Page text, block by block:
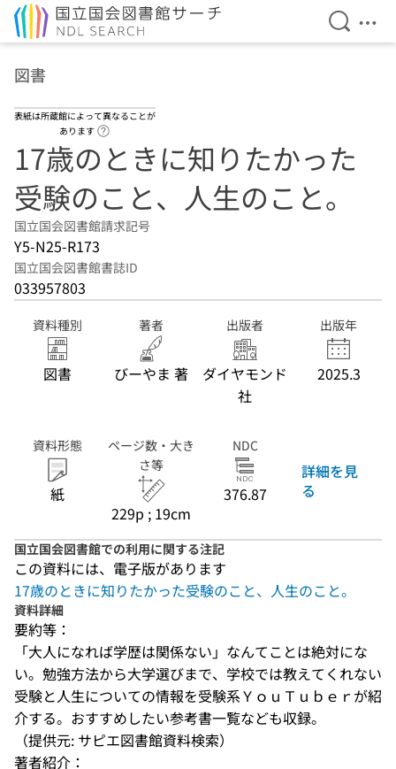
検索を
メ
図書
表紙は所蔵館によって異なることが
あります
17歳のときに知りたかった
受験のこと、人生のこと。
国立国会図書館請求記号
Y5-N25-R173
国立国会図書館書誌ID
033957803
資料種別
図書
著者
びーやま 著
出版者
ダイヤモンド
社
出版年
2025.3
資料形態
紙
ページ数・大き
さ等
229p ; 19cm
NDC
376.87
詳細を見
る
国立国会図書館での利用に関する注記
この資料には、電子版があります
17歳のときに知りたかった受験のこと、人生のこと。
資料詳細
要約等：
「大人になれば学歴は関係ない」なんてことは絶対にな
い。勉強方法から大学選びまで、学校では教えてくれない
受験と人生についての情報を受験系ＹｏｕＴｕｂｅｒが紹
介する。おすすめしたい参考書一覧なども収録。
（提供元: サピエ図書館資料検索）
著者紹介：